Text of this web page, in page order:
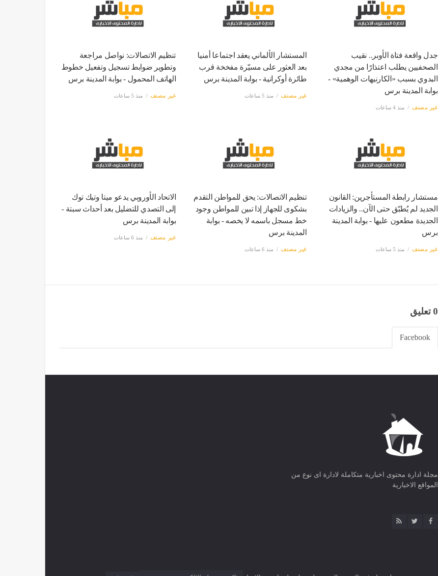
جدل واقعة فتاة الأوبر.. نقيب
الصحفيين يطلب اعتذارًا من مجدي
البدوي بسبب «الكارنيهات الوهمية» -
بوابة المدينة برس
غير مصنف منذ 4 ساعات
المستشار الألماني يعقد اجتماعا أمنيا
بعد العثور على مسيّرة مفخخة قرب
طائرة أوكرانية - بوابة المدينة برس
غير مصنف منذ 5 ساعات
تنظيم الاتصالات: نواصل مراجعة
وتطوير ضوابط تسجيل وتفعيل خطوط
الهاتف المحمول - بوابة المدينة برس
غير مصنف منذ 5 ساعات
مستشار رابطة المستأجرين: القانون
الجديد لم يُطبّق حتى الآن.. والزيادات
الجديدة مطعون عليها - بوابة المدينة
برس
غير مصنف منذ 5 ساعات
تنظيم الاتصالات: يحق للمواطن التقدم
بشكوى للجهاز إذا تبين للمواطن وجود
خط مسجل باسمه لا يخصه - بوابة
المدينة برس
غير مصنف منذ 6 ساعات
الاتحاد الأوروبي يدعو ميتا وتيك توك
إلى التصدي للتضليل بعد أحداث سبتة -
بوابة المدينة برس
غير مصنف منذ 6 ساعات
0 تعليق
Facebook
مجلة ادارة محتوى اخبارية متكاملة لادارة اى نوع من
المواقع الاخبارية